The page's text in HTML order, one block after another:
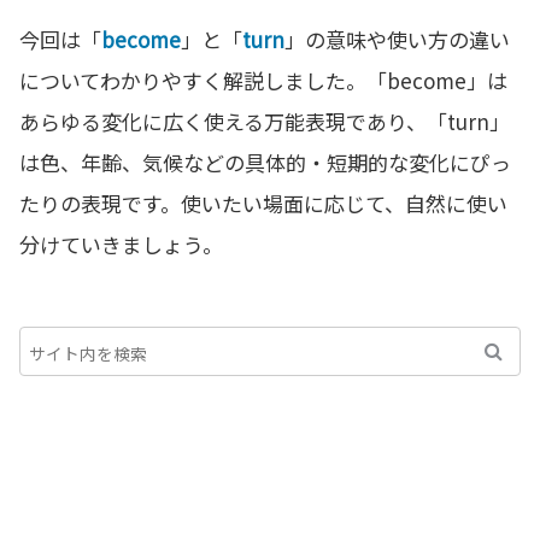
今回は「become」と「turn」の意味や使い方の違い
についてわかりやすく解説しました。「become」は
あらゆる変化に広く使える万能表現であり、「turn」
は色、年齢、気候などの具体的・短期的な変化にぴっ
たりの表現です。使いたい場面に応じて、自然に使い
分けていきましょう。